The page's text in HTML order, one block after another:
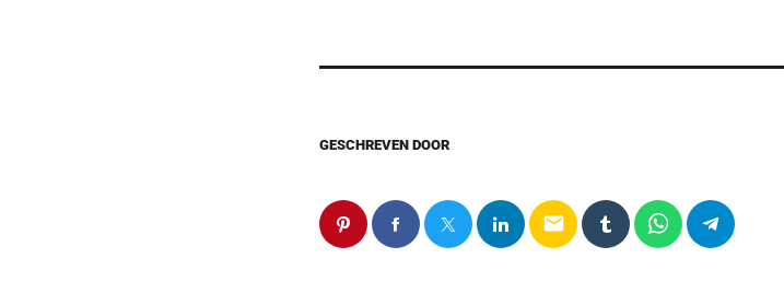
GESCHREVEN DOOR
email